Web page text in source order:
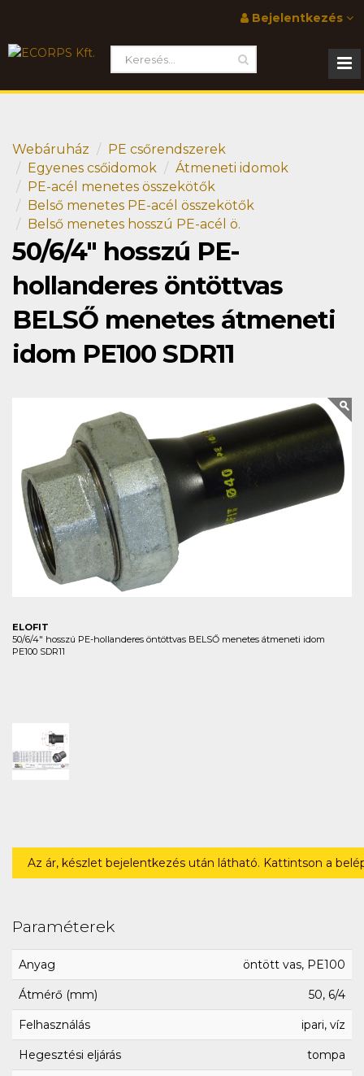
Bejelentkezés
Webáruház
PE csőrendszerek
Egyenes csőidomok
Átmeneti idomok
PE-acél menetes összekötők
Belső menetes PE-acél összekötők
Belső menetes hosszú PE-acél ö.
50/6/4" hosszú PE-
hollanderes öntöttvas
BELSŐ menetes átmeneti
idom PE100 SDR11
ELOFIT
50/6/4" hosszú PE-hollanderes öntöttvas BELSŐ menetes átmeneti idom
PE100 SDR11
Az ár, készlet bejelentkezés után látható. Kattintson a
Paraméterek
Anyag öntött vas, PE100
Átmérő (mm) 50, 6/4
Felhasználás ipari, víz
Hegesztési eljárás tompa